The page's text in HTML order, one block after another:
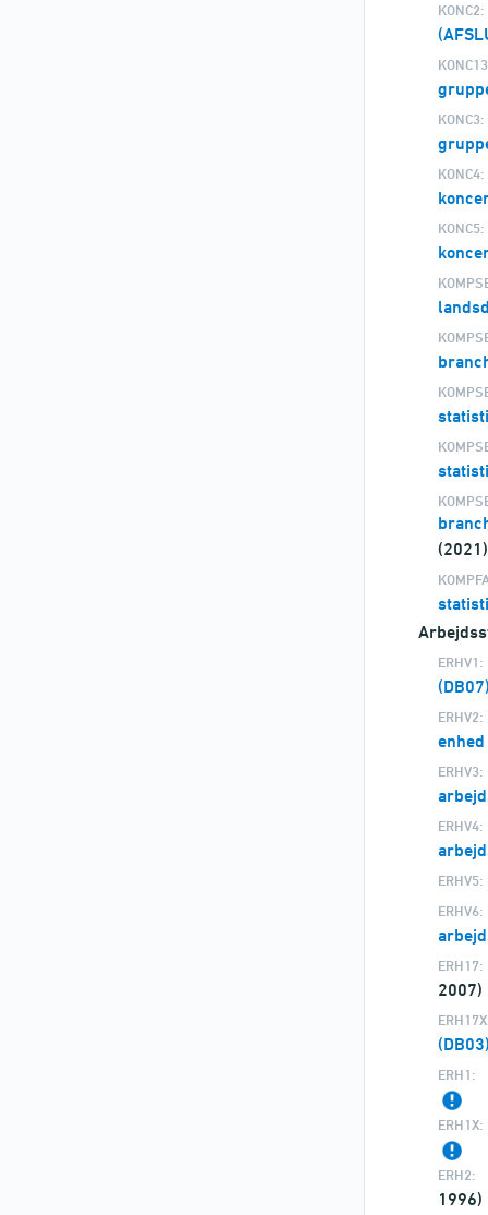
KONC2:
KONC3:
KONC4:
KONC5:
ERHV1:
ERHV2:
enhed
ERHV3:
ERHV4:
ERHV5:
ERHV6:
ERH17:
2007)
ERH1:
ERH1X:
ERH2:
1996)